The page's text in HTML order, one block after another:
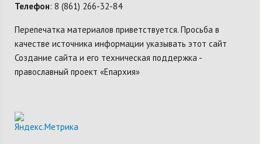
Телефон: 8 (861) 266-32-84
Перепечатка материалов приветствуется. Просьба в
качестве источника информации указывать этот сайт
Создание сайта и его техническая поддержка -
православный проект «Епархия»